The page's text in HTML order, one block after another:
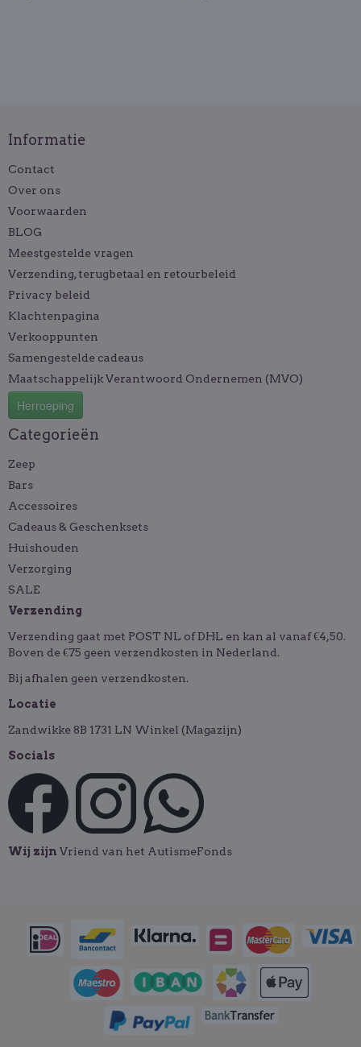
Informatie
Contact
Over ons
Voorwaarden
BLOG
Meestgestelde vragen
Verzending, terugbetaal en retourbeleid
Privacy beleid
Klachtenpagina
Verkooppunten
Samengestelde cadeaus
Maatschappelijk Verantwoord Ondernemen (MVO)
Herroeping
Categorieën
Zeep
Bars
Accessoires
Cadeaus & Geschenksets
Huishouden
Verzorging
SALE
Verzending
Verzending gaat met POST NL of DHL en kan al vanaf €4,50.
Boven de €75 geen verzendkosten in Nederland.
Bij afhalen geen verzendkosten.
Locatie
Zandwikke 8B 1731 LN Winkel (Magazijn)
Socials
Wij zijn Vriend van het AutismeFonds